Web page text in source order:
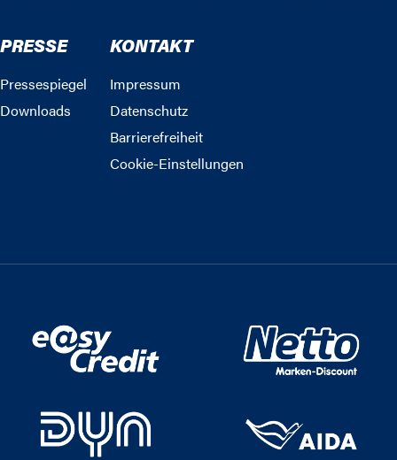
PRESSE
Pressespiegel
Downloads
KONTAKT
Impressum
Datenschutz
Barrierefreiheit
Cookie-Einstellungen